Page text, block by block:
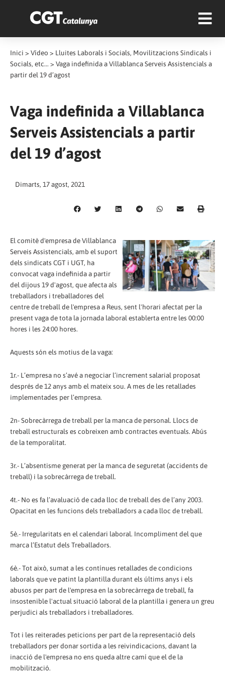
Inici > Vídeo > Lluites Laborals i Socials, Movilitzacions Sindicals i
Socials, etc... > Vaga indefinida a Villablanca Serveis Assistencials a
partir del 19 d’agost
Vaga indefinida a Villablanca
Serveis Assistencials a partir
del 19 d’agost
Dimarts, 17 agost, 2021
El comitè d'empresa de Villablanca
Serveis Assistencials, amb el suport
dels sindicats CGT i UGT, ha
convocat vaga indefinida a partir
del dijous 19 d'agost, que afecta als
treballadors i treballadores del
centre de treball de l'empresa a Reus, sent l'horari afectat per la
present vaga de tota la jornada laboral establerta entre les 00:00
hores i les 24:00 hores.
Aquests són els motius de la vaga:
1r.- L’empresa no s’avé a negociar l’increment salarial proposat
després de 12 anys amb el mateix sou. A mes de les retallades
implementades per l’empresa.
2n- Sobrecàrrega de treball per la manca de personal. Llocs de
treball estructurals es cobreixen amb contractes eventuals. Abús
de la temporalitat.
3r.- L’absentisme generat per la manca de seguretat (accidents de
treball) i la sobrecàrrega de treball.
4t.- No es fa l’avaluació de cada lloc de treball des de l’any 2003.
Opacitat en les funcions dels treballadors a cada lloc de treball.
5è.- Irregularitats en el calendari laboral. Incompliment del que
marca l’Estatut dels Treballadors.
6è.- Tot això, sumat a les contínues retallades de condicions
laborals que ve patint la plantilla durant els últims anys i els
abusos per part de l'empresa en la sobrecàrrega de treball, fa
insostenible l'actual situació laboral de la plantilla i genera un greu
perjudici als treballadors i treballadores.
Tot i les reiterades peticions per part de la representació dels
treballadors per donar sortida a les reivindicacions, davant la
inacció de l'empresa no ens queda altre camí que el de la
mobilització.